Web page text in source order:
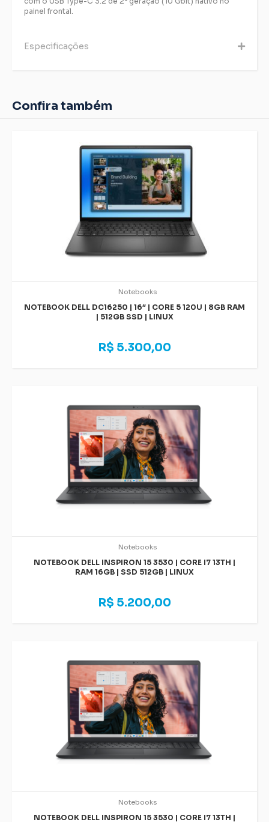
painel frontal.
Especificações
Confira também
Notebooks
NOTEBOOK DELL DC16250 | 16″ | CORE 5 120U | 8GB RAM
| 512GB SSD | LINUX
R$ 5.300,00
Notebooks
NOTEBOOK DELL INSPIRON 15 3530 | CORE I7 13TH |
RAM 16GB | SSD 512GB | LINUX
R$ 5.200,00
Notebooks
NOTEBOOK DELL INSPIRON 15 3530 | CORE I7 13TH |